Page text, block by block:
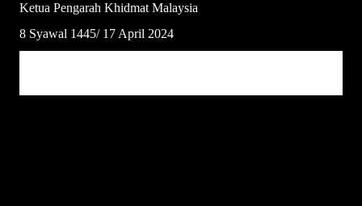
Ketua Pengarah Khidmat Malaysia
8 Syawal 1445/ 17 April 2024